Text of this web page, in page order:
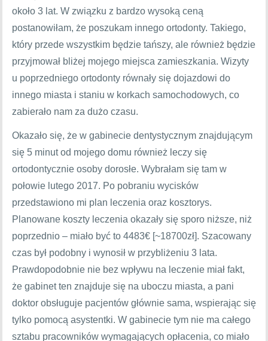
około 3 lat. W związku z bardzo wysoką ceną
postanowiłam, że poszukam innego ortodonty. Takiego,
który przede wszystkim będzie tańszy, ale również będzie
przyjmował bliżej mojego miejsca zamieszkania. Wizyty
u poprzedniego ortodonty równały się dojazdowi do
innego miasta i staniu w korkach samochodowych, co
zabierało nam za dużo czasu.
Okazało się, że w gabinecie dentystycznym znajdującym
się 5 minut od mojego domu również leczy się
ortodontycznie osoby dorosłe. Wybrałam się tam w
połowie lutego 2017. Po pobraniu wycisków
przedstawiono mi plan leczenia oraz kosztorys.
Planowane koszty leczenia okazały się sporo niższe, niż
poprzednio – miało być to 4483€ [~18700zł]. Szacowany
czas był podobny i wynosił w przybliżeniu 3 lata.
Prawdopodobnie nie bez wpływu na leczenie miał fakt,
że gabinet ten znajduje się na uboczu miasta, a pani
doktor obsługuje pacjentów głównie sama, wspierając się
tylko pomocą asystentki. W gabinecie tym nie ma całego
sztabu pracowników wymagających opłacenia, co miało